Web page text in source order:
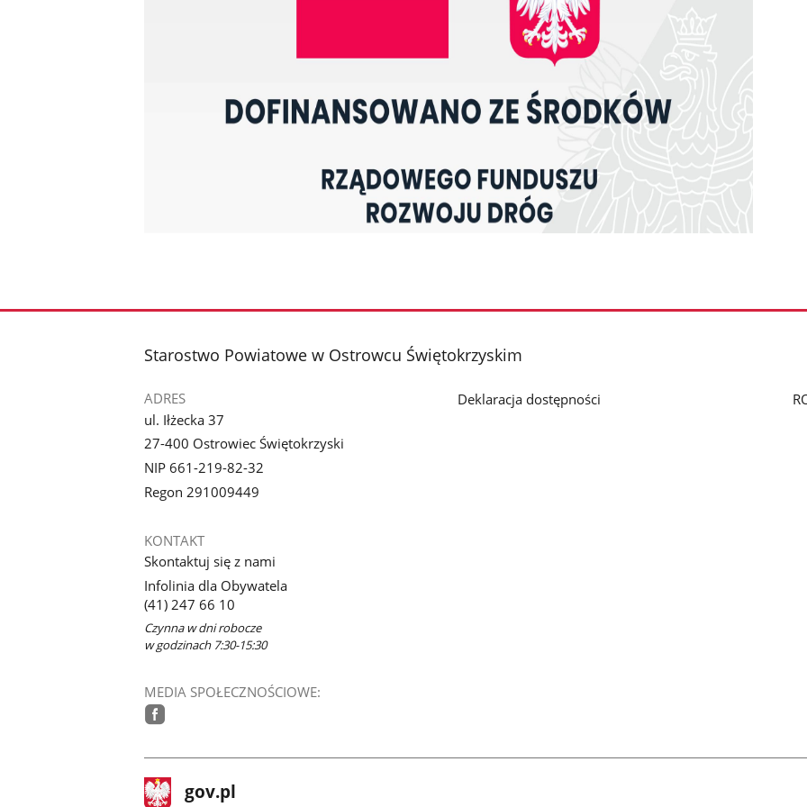
stopka
Starostwo Powiatowe w Ostrowcu Świętokrzyskim
ADRES
ul. Iłżecka 37
27-400 Ostrowiec Świętokrzyski
NIP 661-219-82-32
Regon 291009449
KONTAKT
Skontaktuj się z nami
Infolinia dla Obywatela
(41) 247 66 10
Czynna w dni robocze
w godzinach 7:30-15:30
MEDIA SPOŁECZNOŚCIOWE:
Deklaracja dostępności
stopka
gov.pl Strona
gov.pl